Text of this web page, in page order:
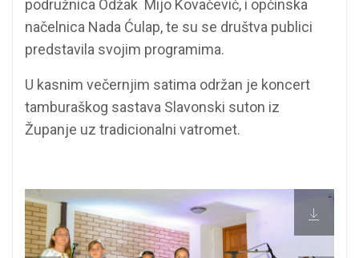
podružnica Odžak Mijo Kovačević, i općinska
načelnica Nada Ćulap, te su se društva publici
predstavila svojim programima.
U kasnim večernjim satima održan je koncert
tamburaškog sastava Slavonski suton iz
Županje uz tradicionalni vatromet.